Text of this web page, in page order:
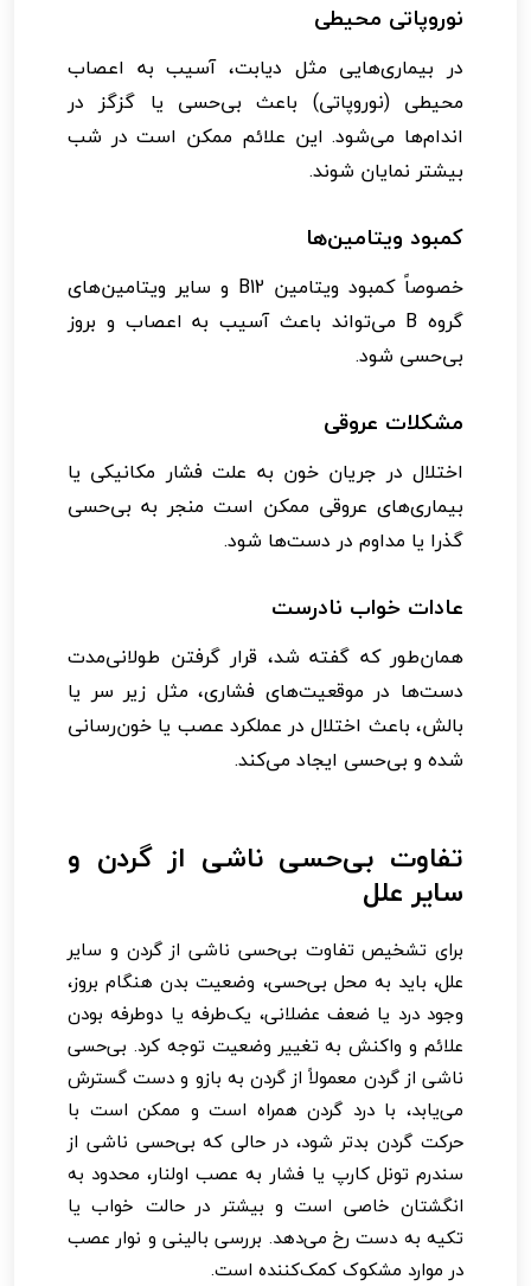
نوروپاتی محیطی
در بیماری‌هایی مثل دیابت، آسیب به اعصاب
محیطی (نوروپاتی) باعث بی‌حسی یا گزگز در
اندام‌ها می‌شود. این علائم ممکن است در شب
بیشتر نمایان شوند.
کمبود ویتامین‌ها
خصوصاً کمبود ویتامین B12 و سایر ویتامین‌های
گروه B می‌تواند باعث آسیب به اعصاب و بروز
بی‌حسی شود.
مشکلات عروقی
اختلال در جریان خون به علت فشار مکانیکی یا
بیماری‌های عروقی ممکن است منجر به بی‌حسی
گذرا یا مداوم در دست‌ها شود.
عادات خواب نادرست
همان‌طور که گفته شد، قرار گرفتن طولانی‌مدت
دست‌ها در موقعیت‌های فشاری، مثل زیر سر یا
بالش، باعث اختلال در عملکرد عصب یا خون‌رسانی
شده و بی‌حسی ایجاد می‌کند.
تفاوت بی‌حسی ناشی از گردن و
سایر علل
برای تشخیص تفاوت بی‌حسی ناشی از گردن و سایر
علل، باید به محل بی‌حسی، وضعیت بدن هنگام بروز،
وجود درد یا ضعف عضلانی، یک‌طرفه یا دوطرفه بودن
علائم و واکنش به تغییر وضعیت توجه کرد. بی‌حسی
ناشی از گردن معمولاً از گردن به بازو و دست گسترش
می‌یابد، با درد گردن همراه است و ممکن است با
حرکت گردن بدتر شود، در حالی که بی‌حسی ناشی از
سندرم تونل کارپ یا فشار به عصب اولنار، محدود به
انگشتان خاصی است و بیشتر در حالت خواب یا
تکیه به دست رخ می‌دهد. بررسی بالینی و نوار عصب
در موارد مشکوک کمک‌کننده است.